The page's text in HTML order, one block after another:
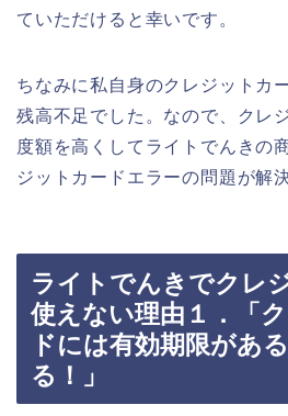
ていただけると幸いです。
ちなみに私自身のクレジットカ
残高不足でした。なので、クレ
度額を高くしてライトでんきの
ジットカードエラーの問題が解
ライトでんきでクレ
使えない理由１．「
ドには有効期限があ
る！」